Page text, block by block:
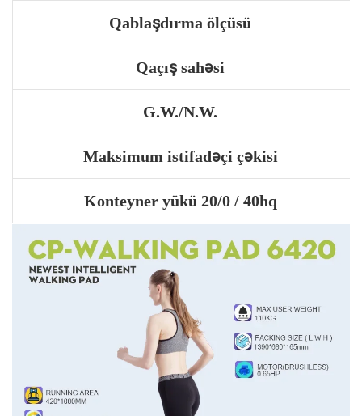
Qablaşdırma ölçüsü
Qaçış sahəsi
G.W./N.W.
Maksimum istifadəçi çəkisi
Konteyner yükü 20/0 / 40hq